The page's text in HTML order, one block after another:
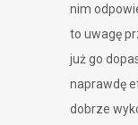
nim
to uwagę
już go
naprawdę
dobrze